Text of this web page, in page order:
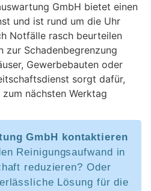
GmbH bietet einen
und ist rund um die Uhr
Notfälle rasch beurteilen
zur Schadenbegrenzung
Gewerbebauten oder
sorgt dafür,
nächsten Werktag
GmbH kontaktieren
Reinigungsaufwand in
reduzieren? Oder
Lösung für die